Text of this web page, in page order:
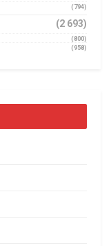
(794)
(2 693)
(800)
(958)